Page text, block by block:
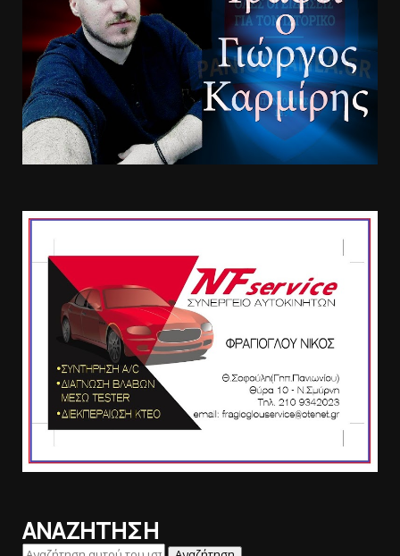
ΑΝΑΖΗΤΗΣΗ